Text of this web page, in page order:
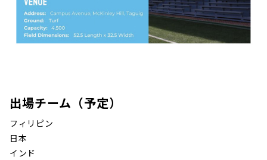
出場チーム（予定）
フィリピン
日本
インド